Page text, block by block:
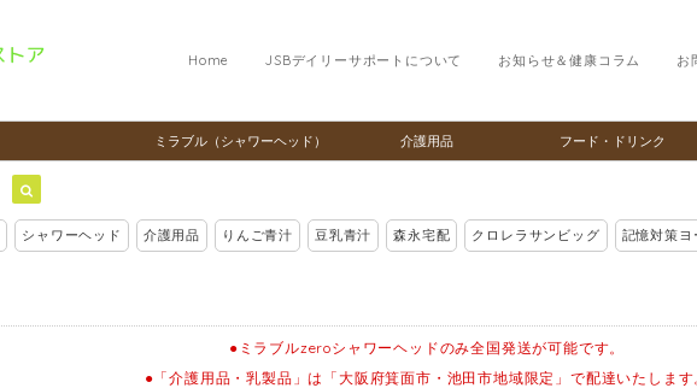
お
お知らせ＆健康コラム
JSBデイリーサポートについて
Home
ミラブル（シャワーヘッド） 介護用品 フード・ドリンク
シャワーヘッド 介護用品 りんご青汁 豆乳青汁 森永宅配 クロレラサンビッグ 記憶対策ヨ
●ミラブルzeroシャワーヘッドのみ全国発送が可能です。
●「介護用品・乳製品」は「大阪府箕面市・池田市地域限定」で配達いたします